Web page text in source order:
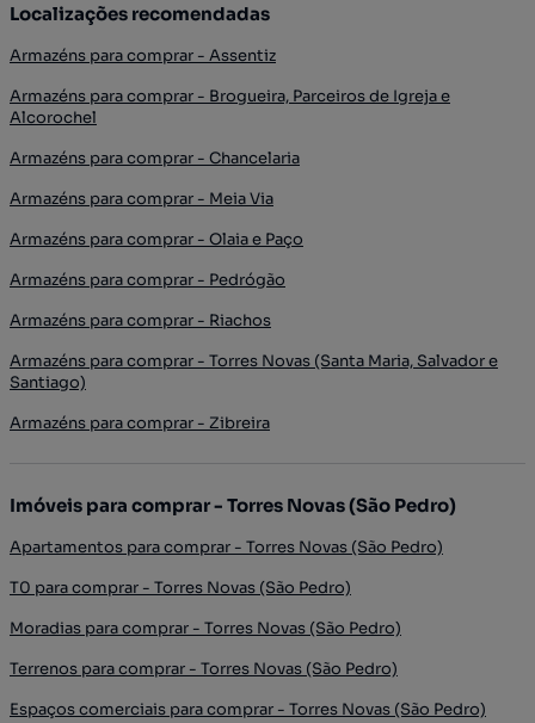
Localizações recomendadas
Armazéns para comprar - Assentiz
Armazéns para comprar - Brogueira, Parceiros de Igreja e
Alcorochel
Armazéns para comprar - Chancelaria
Armazéns para comprar - Meia Via
Armazéns para comprar - Olaia e Paço
Armazéns para comprar - Pedrógão
Armazéns para comprar - Riachos
Armazéns para comprar - Torres Novas (Santa Maria, Salvador e
Santiago)
Armazéns para comprar - Zibreira
Imóveis para comprar - Torres Novas (São Pedro)
Apartamentos para comprar - Torres Novas (São Pedro)
T0 para comprar - Torres Novas (São Pedro)
Moradias para comprar - Torres Novas (São Pedro)
Terrenos para comprar - Torres Novas (São Pedro)
Espaços comerciais para comprar - Torres Novas (São Pedro)